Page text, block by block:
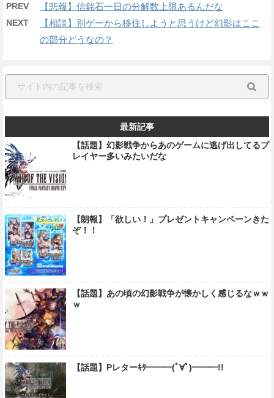
PREV 【悲報】信銘石一日の分解数上限あるんだな
NEXT
【相談】別ゲーから移住しようと思うけど幻影はここ
の部分どうなの？
最新記事
【話題】幻影戦争からあのゲームに逃げ出してるプ
レイヤー多いみたいだな
【朗報】「欲しい！」プレゼントキャンペーンきた
ぞ！！
【話題】あの頃の幻影戦争が懐かしく感じるなｗｗ
ｗ
【話題】Pレターｷﾀ━━━(ﾟ∀ﾟ)━━━!!